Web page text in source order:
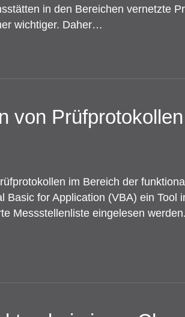
in den Bereichen vernetzte
wichtiger. Daher…
von
im Bereich der
for Application (VBA) ein Tool
Messstellenliste eingelesen